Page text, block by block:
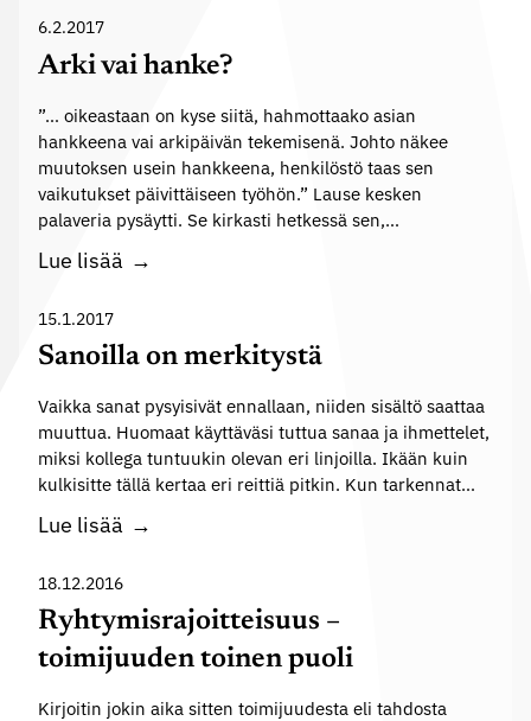
ä
ä
n
p
i
k
k
a
v
l
t
t
e
e
a
l
t
a
a
Arki vai hanke?
6.2.2017
”… oikeastaan on kyse siitä, hahmottaako asian
hankkeena vai arkipäivän tekemisenä. Johto näkee
muutoksen usein hankkeena, henkilöstö taas sen
vaikutukset päivittäiseen työhön.” Lause kesken
palaveria pysäytti. Se kirkasti hetkessä sen,…
Lue lisää A
i
a
i
h
n
?
Sanoilla on merkitystä
15.1.2017
Vaikka sanat pysyisivät ennallaan, niiden sisältö saattaa
muuttua. Huomaat käyttäväsi tuttua sanaa ja ihmettelet,
miksi kollega tuntuukin olevan eri linjoilla. Ikään kuin
kulkisitte tällä kertaa eri reittiä pitkin. Kun tarkennat…
Lue lisää
n
o
i
l
Ryhtymisrajoitteisuus –
toimijuuden toinen puoli
18.12.2016
Kirjoitin jokin aika sitten toimijuudesta eli tahdosta